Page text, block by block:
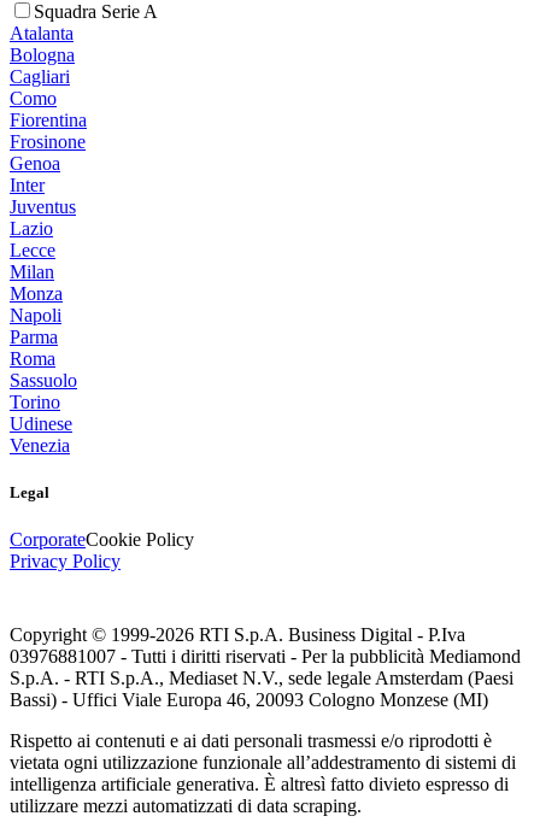
Squadra Serie A
Atalanta
Bologna
Cagliari
Como
Fiorentina
Frosinone
Genoa
Inter
Juventus
Lazio
Lecce
Milan
Monza
Napoli
Parma
Roma
Sassuolo
Torino
Udinese
Venezia
Legal
CorporateCookie Policy
Privacy Policy
Copyright © 1999-2026 RTI S.p.A. Business Digital - P.Iva
03976881007 - Tutti i diritti riservati - Per la pubblicità Mediamond
S.p.A. - RTI S.p.A., Mediaset N.V., sede legale Amsterdam (Paesi
Bassi) - Uffici Viale Europa 46, 20093 Cologno Monzese (MI)
Rispetto ai contenuti e ai dati personali trasmessi e/o riprodotti è
vietata ogni utilizzazione funzionale all’addestramento di sistemi di
intelligenza artificiale generativa. È altresì fatto divieto espresso di
utilizzare mezzi automatizzati di data scraping.